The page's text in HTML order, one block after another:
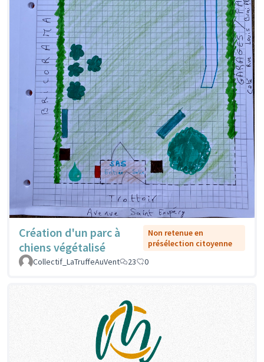
Création d'un parc à
chiens végétalisé
Non retenue en
présélection citoyenne
Collectif_LaTruffeAuVent
23 0